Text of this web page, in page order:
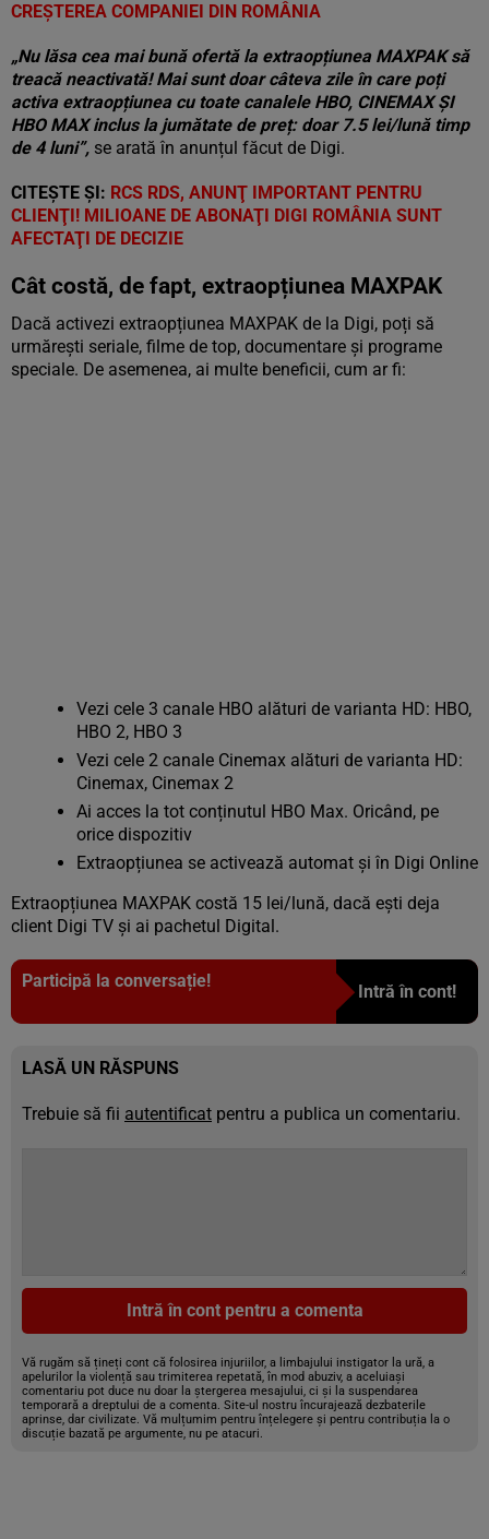
CREȘTEREA COMPANIEI DIN ROMÂNIA
„Nu lăsa cea mai bună ofertă la extraopțiunea MAXPAK să
treacă neactivată! Mai sunt doar câteva zile în care poți
activa extraopțiunea cu toate canalele HBO, CINEMAX ȘI
HBO MAX inclus la jumătate de preț: doar 7.5 lei/lună timp
de 4 luni”, se arată în anunțul făcut de Digi.
CITEȘTE ȘI: RCS RDS, ANUNŢ IMPORTANT PENTRU
CLIENŢI! MILIOANE DE ABONAŢI DIGI ROMÂNIA SUNT
AFECTAŢI DE DECIZIE
Cât costă, de fapt, extraopțiunea MAXPAK
Dacă activezi extraopțiunea MAXPAK de la Digi, poți să
urmărești seriale, filme de top, documentare și programe
speciale. De asemenea, ai multe beneficii, cum ar fi:
Vezi cele 3 canale HBO alături de varianta HD: HBO,
HBO 2, HBO 3
Vezi cele 2 canale Cinemax alături de varianta HD:
Cinemax, Cinemax 2
Ai acces la tot conținutul HBO Max. Oricând, pe
orice dispozitiv
Extraopțiunea se activează automat și în Digi Online
Extraopțiunea MAXPAK costă 15 lei/lună, dacă ești deja
client Digi TV și ai pachetul Digital.
Participă la conversație!
Intră în cont!
LASĂ UN RĂSPUNS
Trebuie să fii autentificat pentru a publica un comentariu.
Intră în cont pentru a comenta
Vă rugăm să țineți cont că folosirea injuriilor, a limbajului instigator la ură, a
apelurilor la violență sau trimiterea repetată, în mod abuziv, a aceluiași
comentariu pot duce nu doar la ștergerea mesajului, ci și la suspendarea
temporară a dreptului de a comenta. Site-ul nostru încurajează dezbaterile
aprinse, dar civilizate. Vă mulțumim pentru înțelegere și pentru contribuția la o
discuție bazată pe argumente, nu pe atacuri.